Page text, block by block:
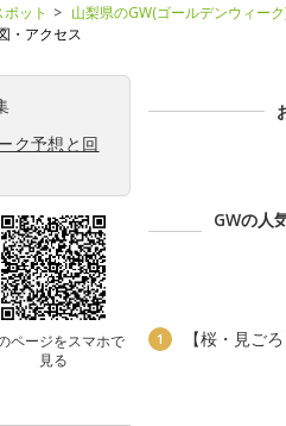
ット
山梨県のGW(ゴールデンウィー
・アクセス
ク予想と回
ページをスマホで
見る
GWの人
1
【桜・見ご